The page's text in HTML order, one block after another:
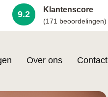
9.2 Klantenscore
(171 beoordelingen)
Over ons Contact